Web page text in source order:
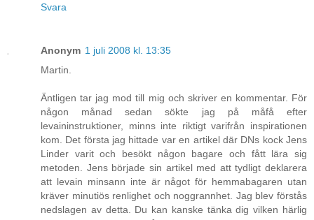
Svara
Anonym 1 juli 2008 kl. 13:35
Martin.
Äntligen tar jag mod till mig och skriver en kommentar. För
någon månad sedan sökte jag på måfå efter
levaininstruktioner, minns inte riktigt varifrån inspirationen
kom. Det första jag hittade var en artikel där DNs kock Jens
Linder varit och besökt någon bagare och fått lära sig
metoden. Jens började sin artikel med att tydligt deklarera
att levain minsann inte är något för hemmabagaren utan
kräver minutiös renlighet och noggrannhet. Jag blev förstås
nedslagen av detta. Du kan kanske tänka dig vilken härlig